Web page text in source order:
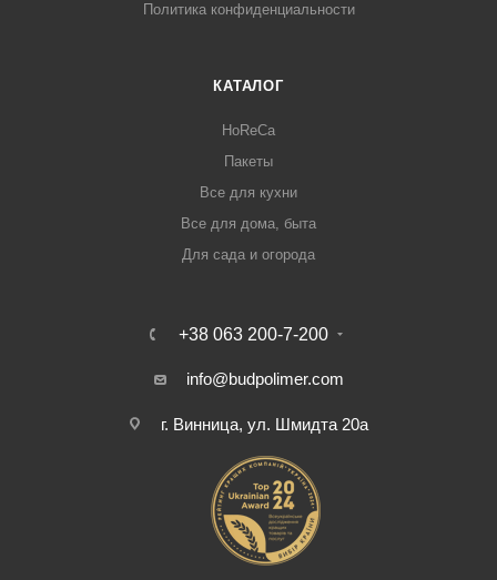
Политика конфиденциальности
КАТАЛОГ
HoReCa
Пакеты
Все для кухни
Все для дома, быта
Для сада и огорода
+38 063 200-7-200
info@budpolimer.com
г. Винница, ул. Шмидта 20а